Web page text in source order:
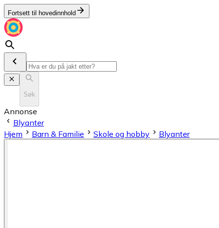
Fortsett til hovedinnhold
Søk
Annonse
Blyanter
Hjem
Barn & Familie Skole og hobby Blyanter